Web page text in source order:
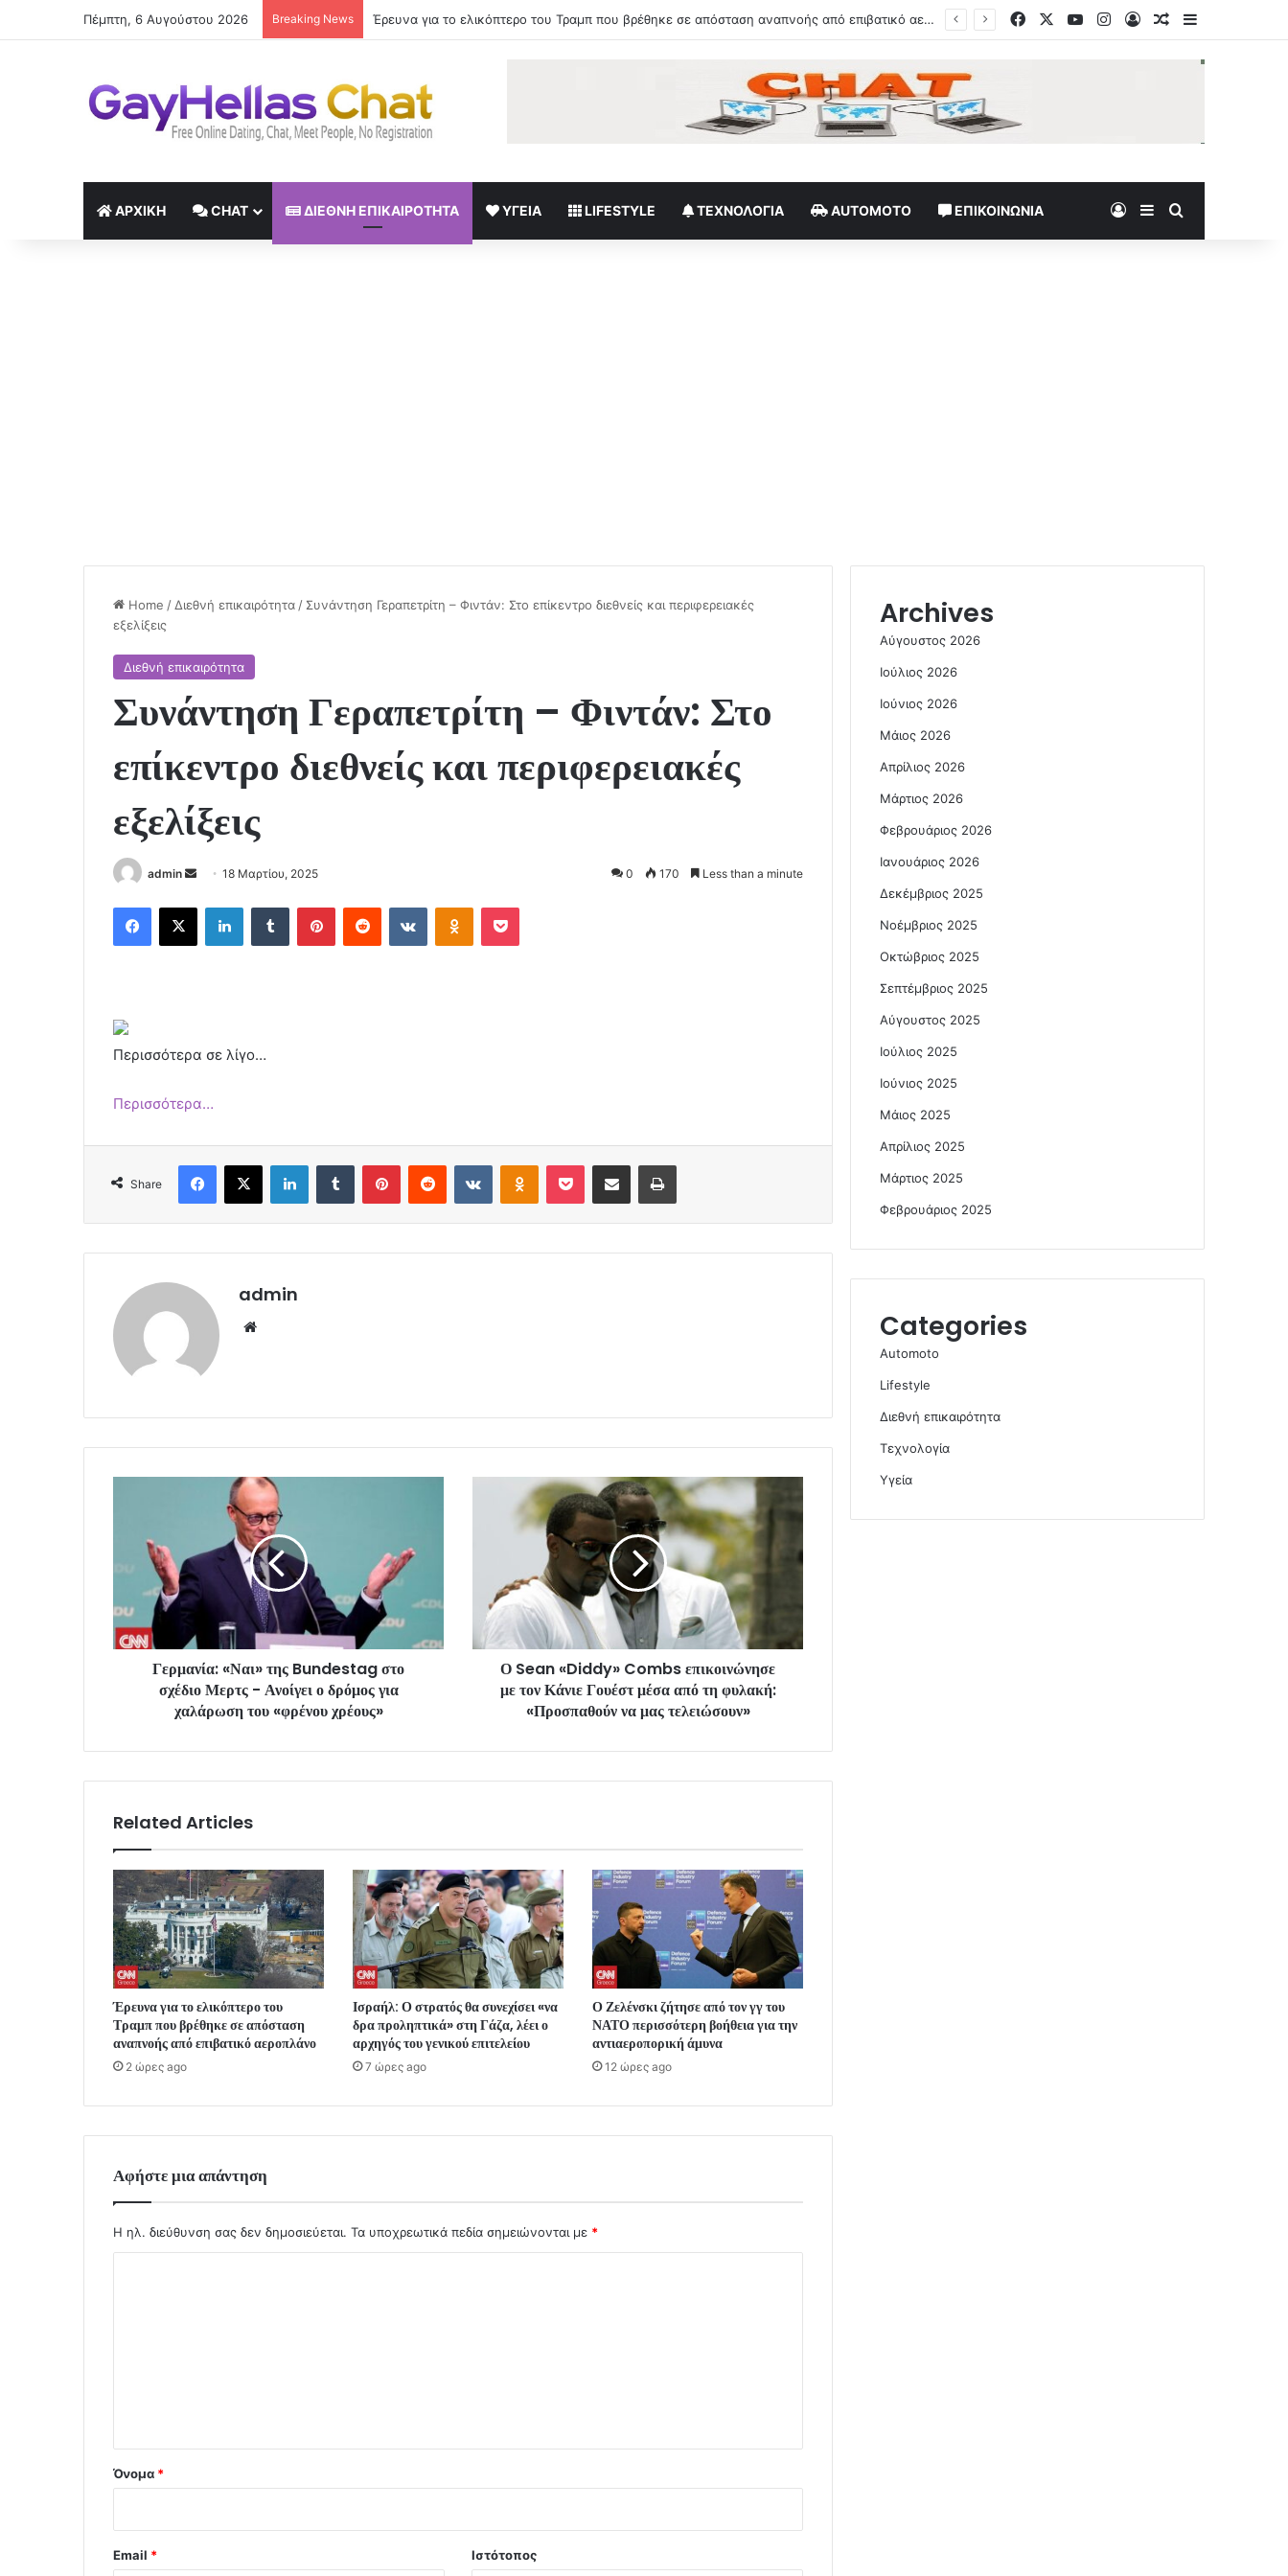
Πέμπτη, 6 Αυγούστου 2026 Breaking News Βραδινή εμφάνιση στα Ματογιάννια της Μυκόνου με λευκό στράπλες φόρεμα FacebookYouTubeInstagram
Log InRandom Article
Sidebar
ΑΡΧΙΚΉ CHAT ΔΙΕΘΝΉ ΕΠΙΚΑΙΡΌΤΗΤΑ ΥΓΕΊΑ LIFESTYLE ΤΕΧΝΟΛΟΓΊΑ AUTOMOTO ΕΠΙΚΟΙΝΩΝΊΑ Log InSidebar
Home / Διεθνή επικαιρότητα / Συνάντηση Γεραπετρίτη – Φιντάν: Στο επίκεντρο διεθνείς και περιφερειακές
εξελίξεις
Διεθνή επικαιρότητα
Συνάντηση Γεραπετρίτη – Φιντάν: Στο
επίκεντρο διεθνείς και περιφερειακές
εξελίξεις
admin
Send
email
18 Μαρτίου, 2025 0 170 Less than a minute
Facebook
X LinkedInTumblr PinterestReddit VKontakteOdnoklassniki
Pocket
Περισσότερα σε λίγο…
Περισσότερα…
Share
Facebook
X LinkedInTumblr PinterestReddit VKontakteOdnoklassniki
Pocket Share via Email Print
admin
Γερμανία: «Ναι» της Bundestag στο
σχέδιο Μερτς - Ανοίγει ο δρόμος για
χαλάρωση του «φρένου χρέους»
Ο Sean «Diddy» Combs επικοινώνησε
με τον Κάνιε Γουέστ μέσα από τη φυλακή:
«Προσπαθούν να μας τελειώσουν»
Related Articles
Έρευνα για το ελικόπτερο του
Τραμπ που βρέθηκε σε απόσταση
αναπνοής από επιβατικό αεροπλάνο
2 ώρες ago
Ισραήλ: Ο στρατός θα συνεχίσει «να
δρα προληπτικά» στη Γάζα, λέει ο
αρχηγός του γενικού επιτελείου
7 ώρες ago
Ο Ζελένσκι ζήτησε από τον γγ του
ΝΑΤΟ περισσότερη βοήθεια για την
αντιαεροπορική άμυνα
12 ώρες ago
Αφήστε μια απάντηση
Η ηλ. διεύθυνση σας δεν δημοσιεύεται. Τα υποχρεωτικά πεδία σημειώνονται με *
Όνομα *
Email * Ιστότοπος
Archives
Αύγουστος 2026
Ιούλιος 2026
Ιούνιος 2026
Μάιος 2026
Απρίλιος 2026
Μάρτιος 2026
Φεβρουάριος 2026
Ιανουάριος 2026
Δεκέμβριος 2025
Νοέμβριος 2025
Οκτώβριος 2025
Σεπτέμβριος 2025
Αύγουστος 2025
Ιούλιος 2025
Ιούνιος 2025
Μάιος 2025
Απρίλιος 2025
Μάρτιος 2025
Φεβρουάριος 2025
Categories
Automoto
Lifestyle
Διεθνή επικαιρότητα
Τεχνολογία
Υγεία